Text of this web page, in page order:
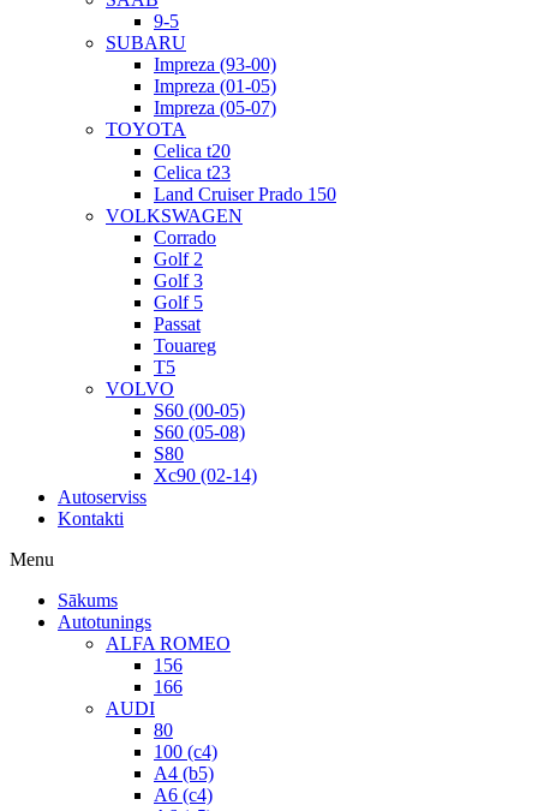
9-5
SUBARU
Impreza (93-00)
Impreza (01-05)
Impreza (05-07)
TOYOTA
Celica t20
Celica t23
Land Cruiser Prado 150
VOLKSWAGEN
Corrado
Golf 2
Golf 3
Golf 5
Passat
Touareg
T5
VOLVO
S60 (00-05)
S60 (05-08)
S80
Xc90 (02-14)
Autoserviss
Kontakti
Menu
Sākums
Autotunings
ALFA ROMEO
156
166
AUDI
80
100 (c4)
A4 (b5)
A6 (c4)